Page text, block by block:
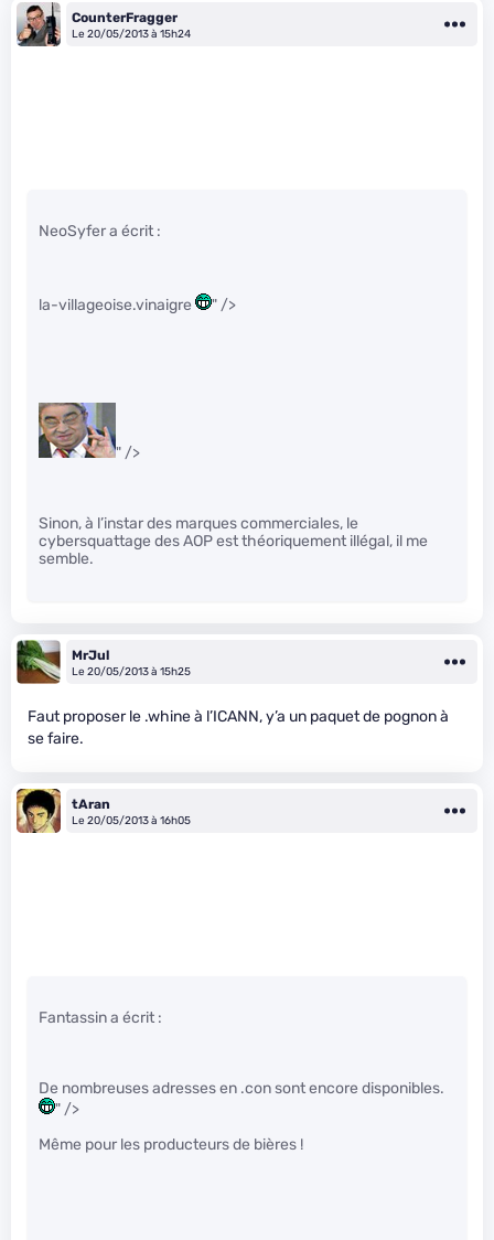
CounterFragger
Le 20/05/2013 à 15h24
NeoSyfer a écrit :
la-villageoise.vinaigre " />
" />
Sinon, à l’instar des marques commerciales, le
cybersquattage des AOP est théoriquement illégal, il me
semble.
MrJul
Le 20/05/2013 à 15h25
Faut proposer le .whine à l’ICANN, y’a un paquet de pognon à
se faire.
tAran
Le 20/05/2013 à 16h05
Fantassin a écrit :
De nombreuses adresses en .con sont encore disponibles.
" />
Même pour les producteurs de bières !